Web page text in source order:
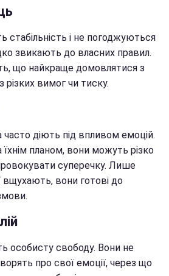
стабільність і не погоджуються
звикають до власних правил.
що найкраще домовлятися з
вимог чи тиску.
часто діють під впливом емоцій.
планом, вони можуть різко
суперечку. Лише
вщухають, вони готові до
особисту свободу. Вони не
про свої емоції, через що